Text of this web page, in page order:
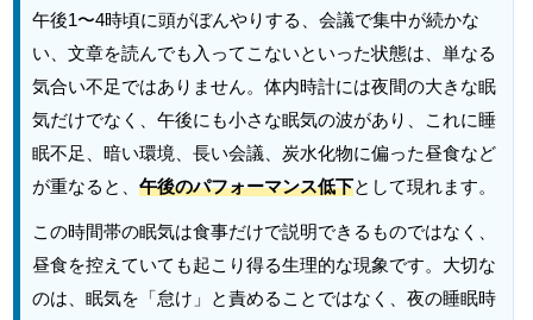
午後1〜4時頃に頭がぼんやりする、会議で集中が続かな
い、文章を読んでも入ってこないといった状態は、単なる
気合い不足ではありません。体内時計には夜間の大きな眠
気だけでなく、午後にも小さな眠気の波があり、これに睡
眠不足、暗い環境、長い会議、炭水化物に偏った昼食など
が重なると、午後のパフォーマンス低下として現れます。
この時間帯の眠気は食事だけで説明できるものではなく、
昼食を控えていても起こり得る生理的な現象です。大切な
のは、眠気を「怠け」と責めることではなく、夜の睡眠時